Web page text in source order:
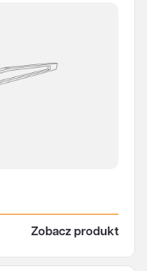
Zobacz produkt